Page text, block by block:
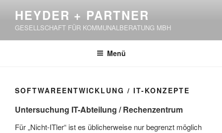
springen
HEYDER + PARTNER
GESELLSCHAFT FÜR KOMMUNALBERATUNG MBH
Menü
SOFTWAREENTWICKLUNG / IT-KONZEPTE
Untersuchung IT-Abteilung / Rechenzentrum
Für „Nicht-ITler“ ist es üblicherweise nur begrenzt möglich